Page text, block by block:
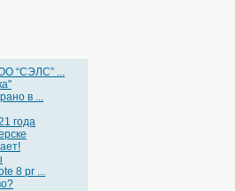
“СЭЛС” ...
в ...
года
8 pr ...